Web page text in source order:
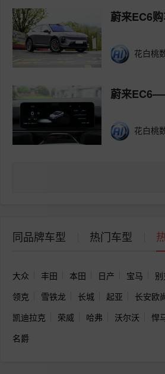
蔚来EC6
花白桃
蔚来
花白桃
同品牌车型 热门车型
大众 丰田 本田 日产 宝马
领克
雪铁龙 长城 起亚 长安欧
凯迪拉克
荣威 哈弗 沃尔沃 悍
名爵